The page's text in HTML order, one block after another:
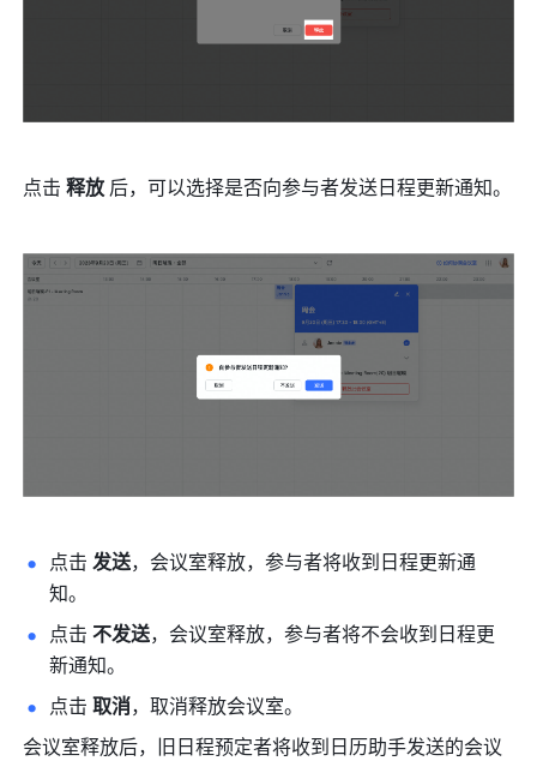
点击 释放
点击 发送，会议室释放，参与者将收到日程更新通
知。
点击 不发送，会议室释放，参与者将不会收到日程更
新通知。
点击 取消，取消释放会议室。
会议室释放后， 旧日程预定者将收到日历助手发送的会议